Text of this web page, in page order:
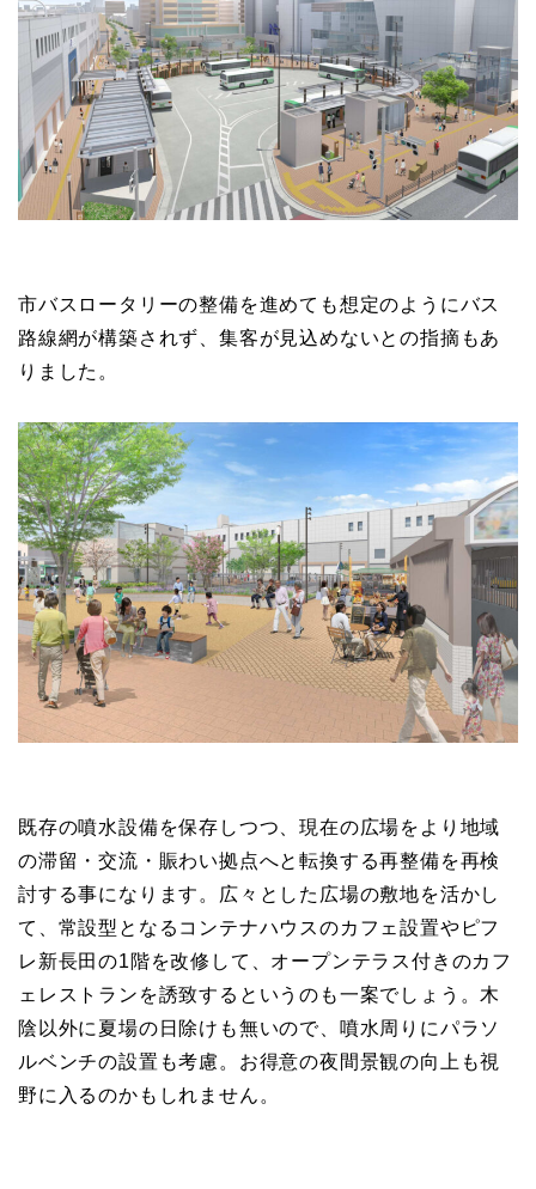
市バスロータリーの整備を進めても想定のようにバス
路線網が構築されず、集客が見込めないとの指摘もあ
りました。
既存の噴水設備を保存しつつ、現在の広場をより地域
の滞留・交流・賑わい拠点へと転換する再整備を再検
討する事になります。広々とした広場の敷地を活かし
て、常設型となるコンテナハウスのカフェ設置やピフ
レ新長田の1階を改修して、オープンテラス付きのカフ
ェレストランを誘致するというのも一案でしょう。木
陰以外に夏場の日除けも無いので、噴水周りにパラソ
ルベンチの設置も考慮。お得意の夜間景観の向上も視
野に入るのかもしれません。